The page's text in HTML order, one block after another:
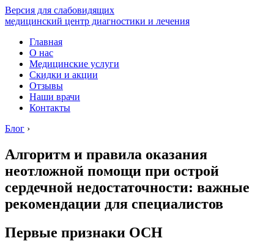
Версия для слабовидящих
медицинский центр диагностики и лечения
Главная
О нас
Медицинские услуги
Скидки и акции
Отзывы
Наши врачи
Контакты
Блог ›
Алгоритм и правила оказания
неотложной помощи при острой
сердечной недостаточности: важные
рекомендации для специалистов
Первые признаки ОСН